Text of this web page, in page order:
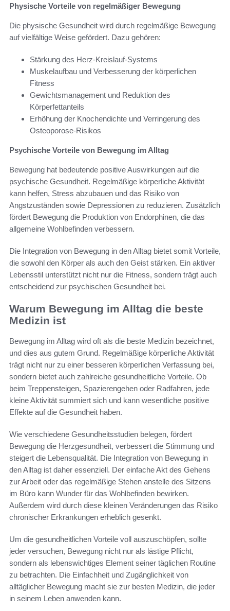
Physische Vorteile von regelmäßiger Bewegung
Die physische Gesundheit wird durch regelmäßige Bewegung
auf vielfältige Weise gefördert. Dazu gehören:
Stärkung des Herz-Kreislauf-Systems
Muskelaufbau und Verbesserung der körperlichen
Fitness
Gewichtsmanagement und Reduktion des
Körperfettanteils
Erhöhung der Knochendichte und Verringerung des
Osteoporose-Risikos
Psychische Vorteile von Bewegung im Alltag
Bewegung hat bedeutende positive Auswirkungen auf die
psychische Gesundheit. Regelmäßige körperliche Aktivität
kann helfen, Stress abzubauen und das Risiko von
Angstzuständen sowie Depressionen zu reduzieren. Zusätzlich
fördert Bewegung die Produktion von Endorphinen, die das
allgemeine Wohlbefinden verbessern.
Die Integration von Bewegung in den Alltag bietet somit Vorteile,
die sowohl den Körper als auch den Geist stärken. Ein aktiver
Lebensstil unterstützt nicht nur die Fitness, sondern trägt auch
entscheidend zur psychischen Gesundheit bei.
Warum Bewegung im Alltag die beste
Medizin ist
Bewegung im Alltag wird oft als die beste Medizin bezeichnet,
und dies aus gutem Grund. Regelmäßige körperliche Aktivität
trägt nicht nur zu einer besseren körperlichen Verfassung bei,
sondern bietet auch zahlreiche gesundheitliche Vorteile. Ob
beim Treppensteigen, Spazierengehen oder Radfahren, jede
kleine Aktivität summiert sich und kann wesentliche positive
Effekte auf die Gesundheit haben.
Wie verschiedene Gesundheitsstudien belegen, fördert
Bewegung die Herzgesundheit, verbessert die Stimmung und
steigert die Lebensqualität. Die Integration von Bewegung in
den Alltag ist daher essenziell. Der einfache Akt des Gehens
zur Arbeit oder das regelmäßige Stehen anstelle des Sitzens
im Büro kann Wunder für das Wohlbefinden bewirken.
Außerdem wird durch diese kleinen Veränderungen das Risiko
chronischer Erkrankungen erheblich gesenkt.
Um die gesundheitlichen Vorteile voll auszuschöpfen, sollte
jeder versuchen, Bewegung nicht nur als lästige Pflicht,
sondern als lebenswichtiges Element seiner täglichen Routine
zu betrachten. Die Einfachheit und Zugänglichkeit von
alltäglicher Bewegung macht sie zur besten Medizin, die jeder
in seinem Leben anwenden kann.